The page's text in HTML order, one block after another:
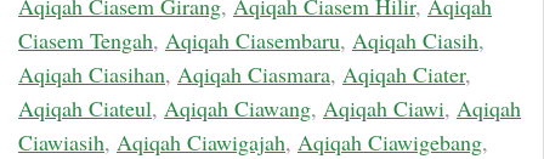
Aqiqah Ciasem Girang, Aqiqah Ciasem Hilir, Aqiqah
Ciasem Tengah, Aqiqah Ciasembaru, Aqiqah Ciasih,
Aqiqah Ciasihan, Aqiqah Ciasmara, Aqiqah Ciater,
Aqiqah Ciateul, Aqiqah Ciawang, Aqiqah Ciawi, Aqiqah
Ciawiasih, Aqiqah Ciawigajah, Aqiqah Ciawigebang,